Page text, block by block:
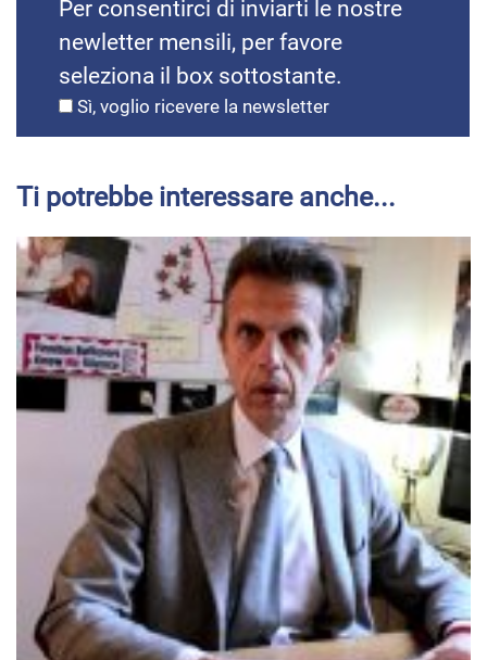
Per consentirci di inviarti le nostre
newletter mensili, per favore
seleziona il box sottostante.
Sì, voglio ricevere la newsletter
Ti potrebbe interessare anche...